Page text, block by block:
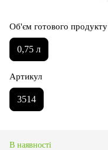
Об'єм готового продукту
0,75 л
Артикул
3514
В наявності